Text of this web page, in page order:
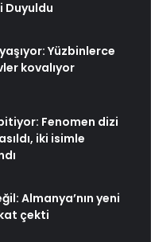
Duyuldu
Yüzbinlerce
kovalıyor
Fenomen dizi
iki isimle
Almanya’nın yeni
çekti